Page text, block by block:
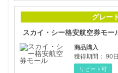
グレー
スカイ・シー格安航空券モー
商品購入
獲得期間： 90
リピート可